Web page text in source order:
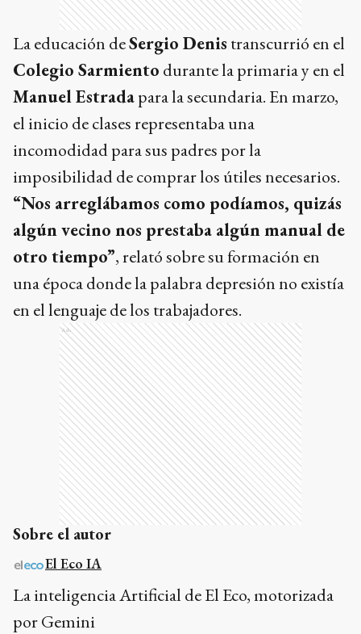
La educación deSergio Denis transcurrió en el
Colegio Sarmiento durante la primaria y en el
Manuel Estradapara la secundaria. En marzo,
el inicio de clases representaba una
incomodidad para sus padres por la
imposibilidad de comprar los útiles necesarios.
“Nos arreglábamos como podíamos, quizás
algún vecino nos prestaba algún manual de
otro tiempo”, relató sobre su formación en
una época donde la palabra depresión no existía
en el lenguaje de los trabajadores.
Ads
Sobre el autor
El Eco IA
La inteligencia Artificial de El Eco, motorizada
por Gemini